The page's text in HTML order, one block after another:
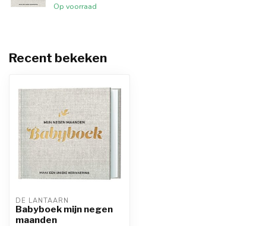
Op voorraad
Recent bekeken
DE LANTAARN
Babyboek mijn negen
maanden